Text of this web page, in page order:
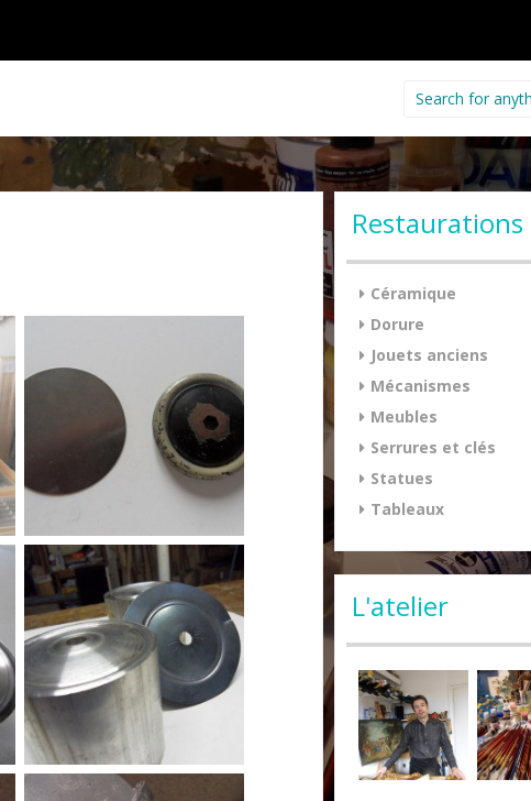
Search
for:
Restaurations
Céramique
Dorure
Jouets anciens
Mécanismes
Meubles
Serrures et clés
Statues
Tableaux
L'atelier